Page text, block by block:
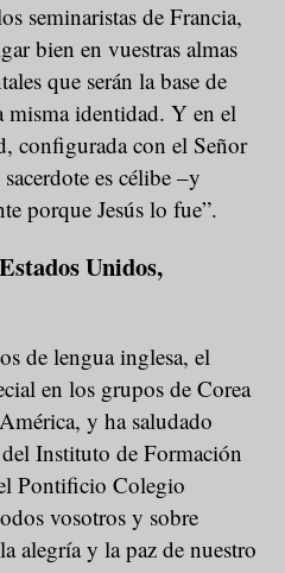
seminaristas de Francia,
bien en vuestras almas
que serán la base de
misma identidad. Y en el
configurada con el Señor
es célibe –y
porque Jesús lo fue”.
Unidos,
de lengua inglesa, el
en los grupos de Corea
y ha saludado
Instituto de Formación
Pontificio Colegio
vosotros y sobre
alegría y la paz de nuestro